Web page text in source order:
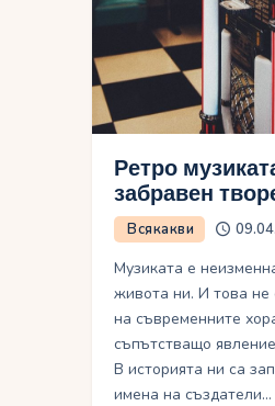
Ретро
забравен
Всякакви
Музиката е
живота ни. И това не
на съвременните
съпътстващо
В историята ни са
имена на създатели…